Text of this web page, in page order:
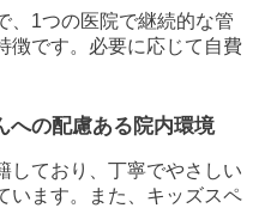
、1つの医院で継続的な管
徴です。必要に応じて自費
への配慮ある院内環境
しており、丁寧でやさしい
います。また、キッズスペ